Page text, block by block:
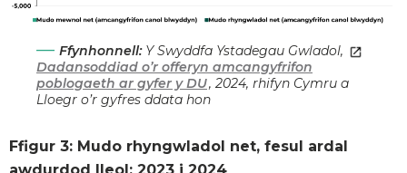
Ffynhonnell: Y Swyddfa Ystadegau Gwladol,
Dadansoddiad o’r offeryn amcangyfrifon
poblogaeth ar gyfer y DU, 2024, rhifyn Cymru a
Lloegr o’r gyfres ddata hon
Ffigur 3: Mudo rhyngwladol net, fesul ardal